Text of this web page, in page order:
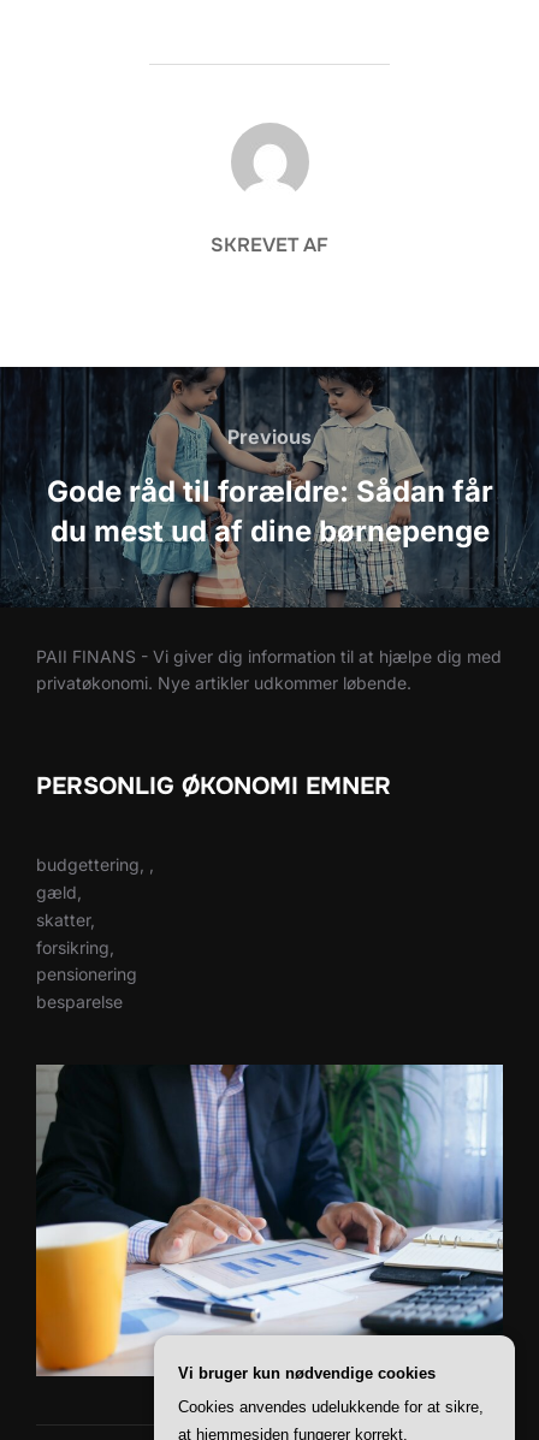
FORFATTER
SKREVET AF
Indlægsnavigation
Previous
Previous
Gode råd til forældre: Sådan får
du mest ud af dine børnepenge
PAII FINANS - Vi giver dig information til at hjælpe dig med
privatøkonomi. Nye artikler udkommer løbende.
PERSONLIG ØKONOMI EMNER
budgettering, ,
gæld,
skatter,
forsikring,
pensionering
besparelse
Vi bruger kun nødvendige cookies
Cookies anvendes udelukkende for at sikre,
at hjemmesiden fungerer korrekt.